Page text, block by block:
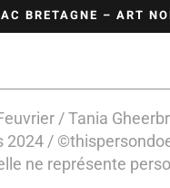
BRETAGNE – ART
/ Tania
2024 /
ne représente